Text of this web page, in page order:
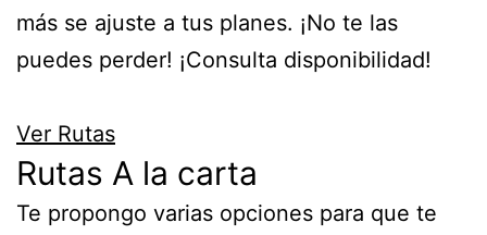
más se ajuste a tus planes. ¡No te las
puedes perder! ¡Consulta disponibilidad!
Ver Rutas
Rutas A la carta
Te propongo varias opciones para que te